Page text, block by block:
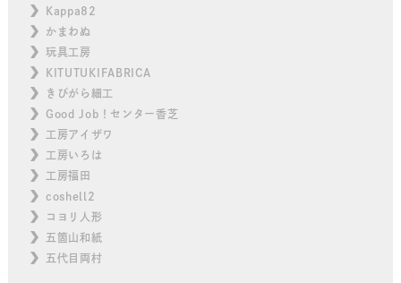
Kappa82
かまわぬ
玩具工房
KITUTUKIFABRICA
きびがら細工
Good Job！センター香芝
工房アイザワ
工房いろは
工房福田
coshell2
コヨリ人形
五箇山和紙
五代目両村